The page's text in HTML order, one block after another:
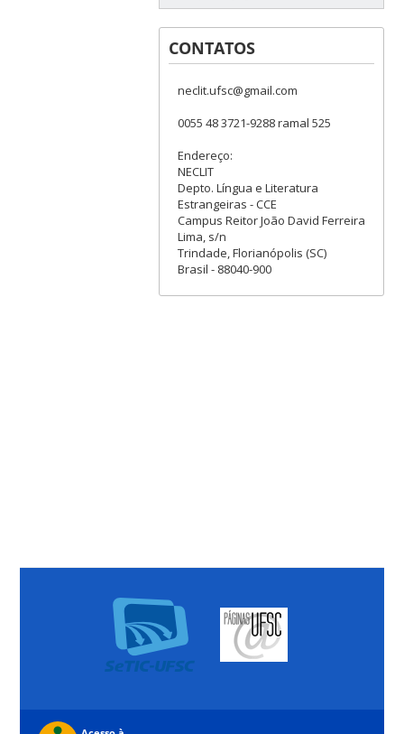
CONTATOS
neclit.ufsc@gmail.com
0055 48 3721-9288 ramal 525
Endereço:
NECLIT
Depto. Língua e Literatura
Estrangeiras - CCE
Campus Reitor João David Ferreira
Lima, s/n
Trindade, Florianópolis (SC)
Brasil - 88040-900